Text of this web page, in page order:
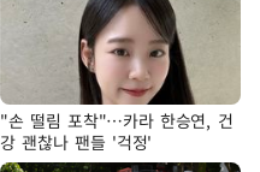
"손 떨림 포착"…카라 한승연, 건
강 괜찮나 팬들 '걱정'